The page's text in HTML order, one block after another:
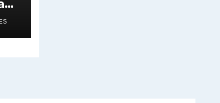
e